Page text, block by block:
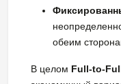
обеим
В целом Full-to-